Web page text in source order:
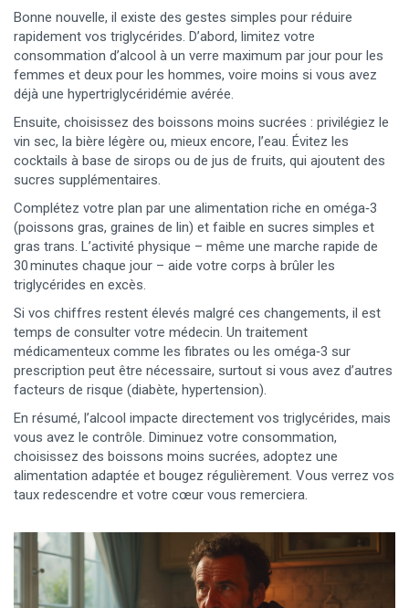
Bonne nouvelle, il existe des gestes simples pour réduire
rapidement vos triglycérides. D’abord, limitez votre
consommation d’alcool à un verre maximum par jour pour les
femmes et deux pour les hommes, voire moins si vous avez
déjà une hypertriglycéridémie avérée.
Ensuite, choisissez des boissons moins sucrées : privilégiez le
vin sec, la bière légère ou, mieux encore, l’eau. Évitez les
cocktails à base de sirops ou de jus de fruits, qui ajoutent des
sucres supplémentaires.
Complétez votre plan par une alimentation riche en oméga‑3
(poissons gras, graines de lin) et faible en sucres simples et
gras trans. L’activité physique – même une marche rapide de
30 minutes chaque jour – aide votre corps à brûler les
triglycérides en excès.
Si vos chiffres restent élevés malgré ces changements, il est
temps de consulter votre médecin. Un traitement
médicamenteux comme les fibrates ou les oméga‑3 sur
prescription peut être nécessaire, surtout si vous avez d’autres
facteurs de risque (diabète, hypertension).
En résumé, l’alcool impacte directement vos triglycérides, mais
vous avez le contrôle. Diminuez votre consommation,
choisissez des boissons moins sucrées, adoptez une
alimentation adaptée et bougez régulièrement. Vous verrez vos
taux redescendre et votre cœur vous remerciera.